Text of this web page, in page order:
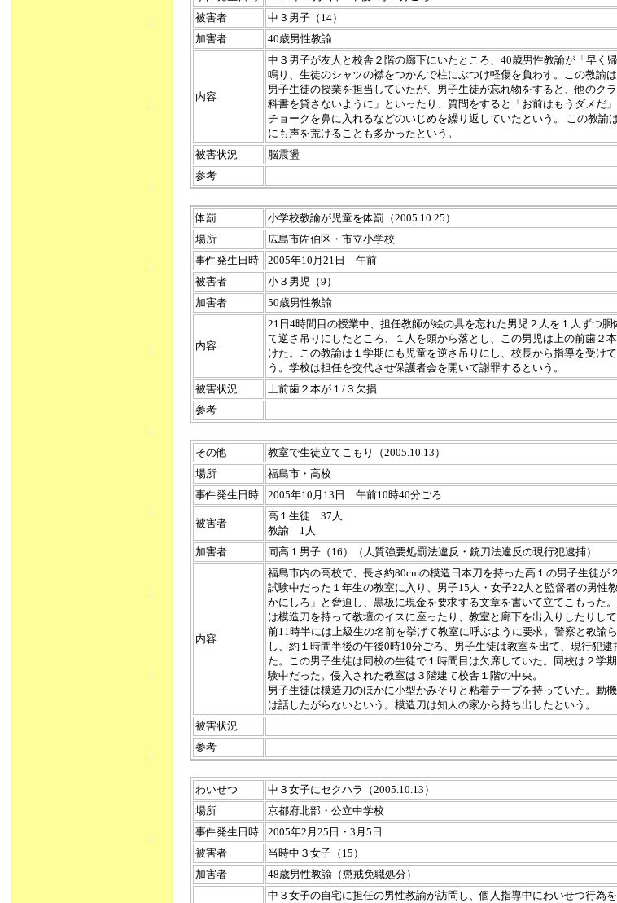
被害者
中３男子（14）
加害者
40歳男性教諭
内容
中３男子が友人と校舎２階の廊下にいたところ、40歳男性教諭が「早く
鳴り、生徒のシャツの襟をつかんで柱にぶつけ軽傷を負わす。この教諭
男子生徒の授業を担当していたが、男子生徒が忘れ物をすると、他のク
科書を貸さないように」といったり、質問をすると「お前はもうダメだ」
チョークを鼻に入れるなどのいじめを繰り返していたという。 この教諭
にも声を荒げることも多かったという。
被害状況
脳震盪
参考
体罰
小学校教諭が児童を体罰（2005.10.25）
場所
広島市佐伯区・市立小学校
事件発生日時
2005年10月21日 午前
被害者
小３男児（9）
加害者
50歳男性教諭
内容
21日4時間目の授業中、担任教師が絵の具を忘れた男児２人を１人ずつ胴
て逆さ吊りにしたところ、１人を頭から落とし、この男児は上の前歯２
けた。この教諭は１学期にも児童を逆さ吊りにし、校長から指導を受け
う。学校は担任を交代させ保護者会を開いて謝罪するという。
被害状況
上前歯２本が１/３欠損
参考
その他
教室で生徒立てこもり（2005.10.13）
場所
福島市・高校
事件発生日時
2005年10月13日 午前10時40分ごろ
被害者
高１生徒 37人
教諭 1人
加害者
同高１男子（16）（人質強要処罰法違反・銃刀法違反の現行犯逮捕）
内容
福島市内の高校で、長さ約80cmの模造日本刀を持った高１の男子生徒が
試験中だった１年生の教室に入り、男子15人・女子22人と監督者の男性
かにしろ」と脅迫し、黒板に現金を要求する文章を書いて立てこもった
は模造刀を持って教壇のイスに座ったり、教室と廊下を出入りしたりし
前11時半には上級生の名前を挙げて教室に呼ぶように要求。警察と教諭
し、約１時間半後の午後0時10分ごろ、男子生徒は教室を出て、現行犯逮
た。この男子生徒は同校の生徒で１時間目は欠席していた。同校は２学
験中だった。侵入された教室は３階建て校舎１階の中央。
男子生徒は模造刀のほかに小型かみそりと粘着テープを持っていた。動
は話したがらないという。模造刀は知人の家から持ち出したという。
被害状況
参考
わいせつ
中３女子にセクハラ（2005.10.13）
場所
京都府北部・公立中学校
事件発生日時
2005年2月25日・3月5日
被害者
当時中３女子（15）
加害者
48歳男性教諭（懲戒免職処分）
中３女子の自宅に担任の男性教諭が訪問し、個人指導中にわいせつ行為